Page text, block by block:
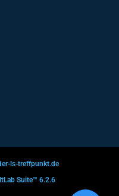
ls-treffpunkt.de
Suite™ 6.2.6